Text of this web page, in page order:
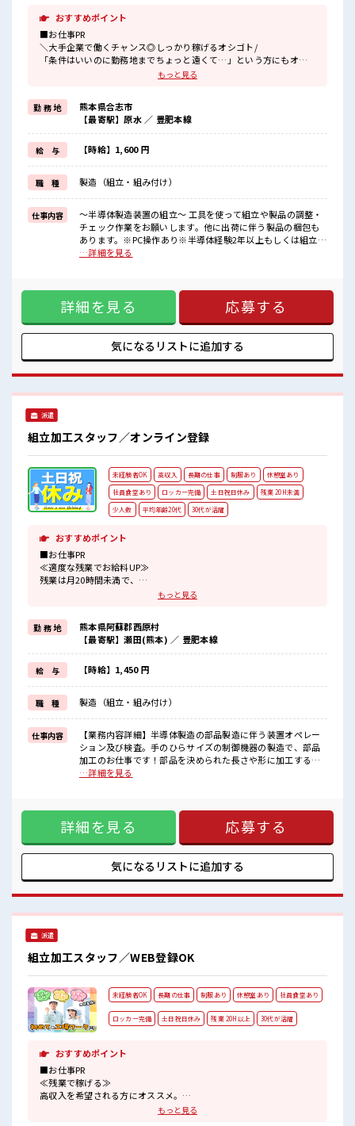
おすすめポイント
■お仕事PR
＼大手企業で働くチャンス◎しっかり稼げるオシゴト/
「条件はいいのに勤務地までちょっと遠くて…」という方にもオス
TV/冷蔵庫/洗濯機/エアコンなどは備え付け！
駐車場完備なのでマイカー持ち込みOK！
赴任時は現地までの移動交通費も規定支給！
【無期雇用派遣】
◎当社と期間制限のない雇用契約を結んだ上で、
派遣先で働けます◎
■最短即日入社決定！
条件があえば応募のその日に入社決定もできる！
■最短3営業日で入寮も可！
※就業先による/規定有
≪20代・30代活躍中≫
元気でやる気のある方大歓迎！
キレイな職場でカイテキ作業♪
チケット制の社員食堂が利用できます♪
配属後の1ヶ月間は研修あり◎安心スタートOK！
#ryo
もっと見る
勤 務 地
熊本県合志市
【最寄駅】原水 ／ 豊肥本線
給 与 【時給】1,600 円
職 種 製造（組立・組み付け）
仕事内容
～半導体製造装置の組立～ 工具を使って組立や製品の調整・
チェック作業をお願いします。他に出荷に伴う製品の梱包も
あります。※PC操作あり※半導体経験2年以上もしくは組立経
験1年以上ある方 ※寮アリのお仕事！一人暮らしスタートにも
て…」という方にもオススメ(^^)/ 寮費は0円のワンルーム寮
完備♪ TV/冷蔵庫/洗濯機/エアコンなどは備え付け！ 駐車場完
備なのでマイカー持ち込みOK！ ほかにも... 赴任時は現地まで
の移動交通費も規定支給！ 【無期雇用派遣】 ◎当社と期間制
限のない雇用契約を結んだ上で、 派遣先で働けます◎ ■最短
即日入社決定！ 条件があえば応募のその日に入社決定もでき
場の雰囲気 ≪20代・30代活躍中≫ 元気でやる気のある方大歓
迎！ キレイな職場でカイテキ作業♪ チケット制の社員食堂が
…詳細を見る
詳細を見る 応募する
気になるリストに追加する
派遣
組立加工スタッフ／オンライン登録
未経験者OK 高収入 長期の仕事 制服あり
休憩室あり
社員食堂あり
ロッカー完備 土日祝日休み
残業 20H未満
少人数
平均年齢20代 30代が活躍
おすすめポイント
■お仕事PR
≪適度な残業でお給料UP≫
残業は月20時間未満で、
週末は家族や友人と一緒にプライベート満喫！
≪動きやすい制服アリ≫
制服があるので、
毎日の服装の悩み解消♪
≪未経験OKの仕事≫
新しいことにチャレンジするのは不安だけど、
しっかり働く環境が整っています！
イチからスキルUP・ステップUP目指していきましょう！
≪収入アップを目指せる≫
高時給だらけの派遣のお仕事です！
■職場の雰囲気
少人数でアットホームな雰囲気の職場！
時間があれば昼寝もしちゃおう！
程よく残業あり！
もっと見る
勤 務 地
熊本県阿蘇郡西原村
【最寄駅】瀬田(熊本) ／ 豊肥本線
給 与 【時給】1,450 円
職 種 製造（組立・組み付け）
仕事内容
【業務内容詳細】半導体製造の部品製造に伴う装置オペレー
ション及び検査。手のひらサイズの制御機器の製造で、部品
加工のお仕事です！部品を決められた長さや形に加工する工
程です。カット設備や専用治具を用いて作業を行います。イ
残業は月20時間未満で、 ほどよく稼げます♪ ≪週休2日制≫
週末は家族や友人と一緒にプライベート満喫！ ≪動きやすい
制服アリ≫ 制服があるので、 毎日の服装の悩み解消♪ ≪未経
験OKの仕事≫ 新しいことにチャレンジするのは不安だけど、
しっかり働く環境が整っています！ イチからスキルUP・ステ
ップUP目指していきましょう！ ≪収入アップを目指せる≫ 高
ットホームな雰囲気の職場！ 活気あふれる20代活躍中の職場
です☆ 休憩室で楽しくランチ♪ 時間があれば昼寝もしちゃお
…詳細を見る
詳細を見る 応募する
気になるリストに追加する
派遣
組立加工スタッフ／WEB登録OK
未経験者OK 長期の仕事 制服あり 休憩室あり 社員食堂あり
ロッカー完備 土日祝日休み 残業 20H以上 30代が活躍
おすすめポイント
■お仕事PR
≪残業で稼げる≫
高収入を希望される方にオススメ。
残業は月20時間以上あります♪もっと見る